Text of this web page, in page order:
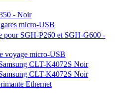
- Noir
micro-USB
pour SGH-P260 et SGH-G600 -
voyage micro-USB
CLT-K4072S Noir
CLT-K4072S Noir
Ethernet